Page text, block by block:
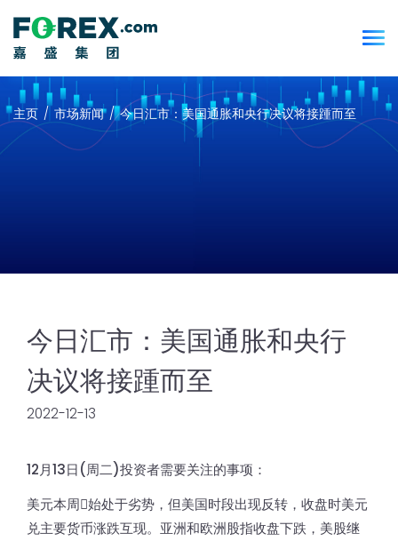
主页 市场新闻 今日汇市：美国通胀和央行决议将接踵而至
今日汇市：美国通胀和央行
决议将接踵而至
2022-12-13
12月13日(周二)投资者需要关注的事项：
美元本周𫔭始处于劣势，但美国时段出现反转，收盘时美元
兑主要货币涨跌互现。亚洲和欧洲股指收盘下跌，美股继